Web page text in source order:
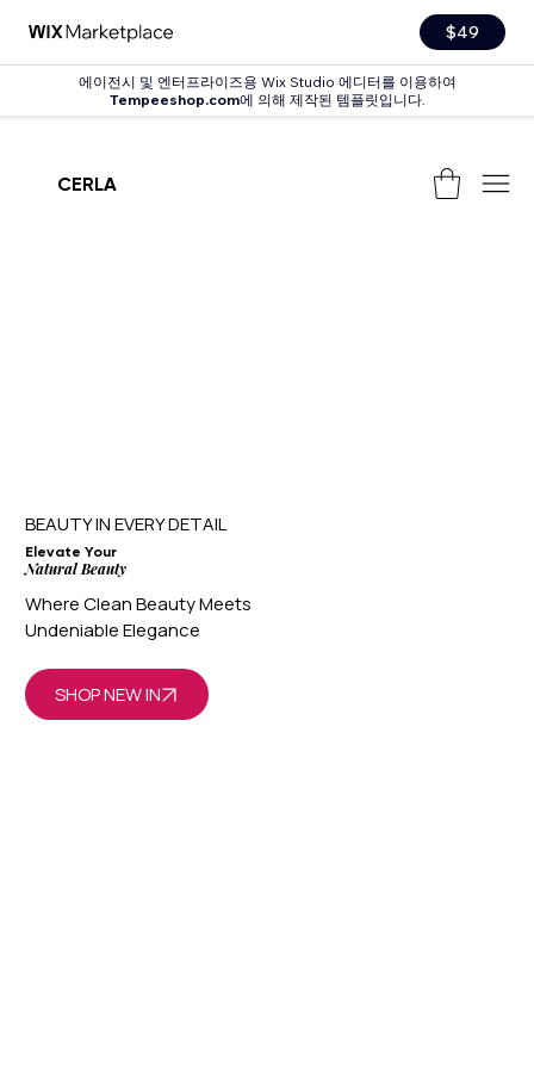
$49
에이전시 및 엔터프라이즈용 Wix Studio 에디터를 이용하여
Tempeeshop.com에 의해 제작된 템플릿입니다.